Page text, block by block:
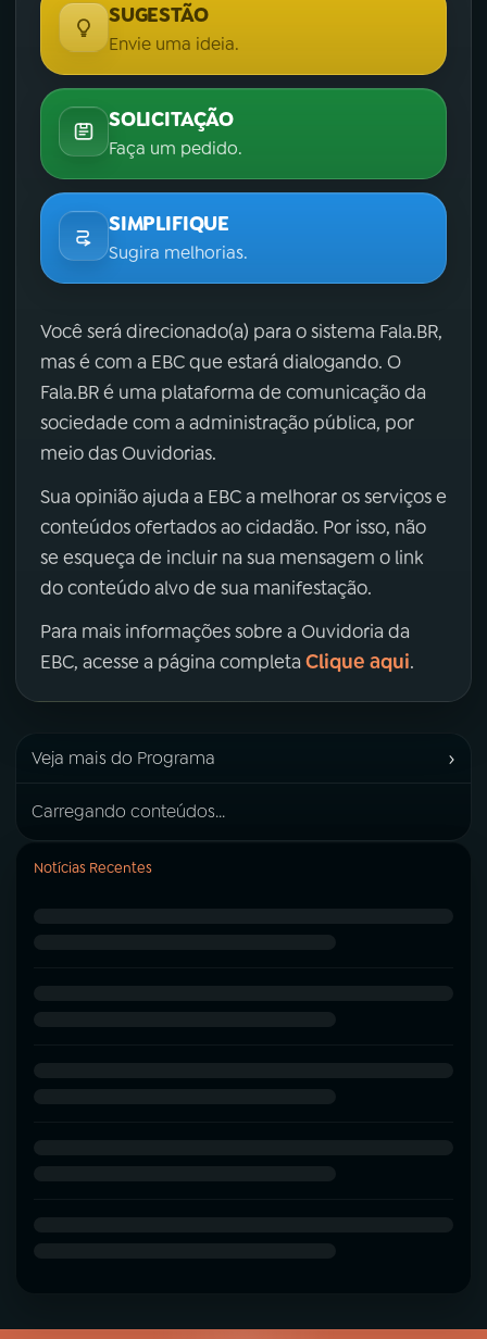
SUGESTÃO
Envie uma ideia.
SOLICITAÇÃO
Faça um pedido.
SIMPLIFIQUE
Sugira melhorias.
Você será direcionado(a) para o sistema Fala.BR,
mas é com a EBC que estará dialogando. O
Fala.BR é uma plataforma de comunicação da
sociedade com a administração pública, por
meio das Ouvidorias.
Sua opinião ajuda a EBC a melhorar os serviços e
conteúdos ofertados ao cidadão. Por isso, não
se esqueça de incluir na sua mensagem o link
do conteúdo alvo de sua manifestação.
Para mais informações sobre a Ouvidoria da
EBC, acesse a página completa Clique aqui.
Veja mais do Programa ›
Carregando conteúdos...
Notícias Recentes